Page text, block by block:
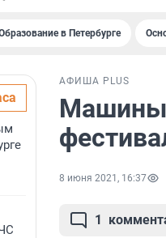
в Петербурге
АФИША PLUS
Машины
8 июня 2021, 16:37
1